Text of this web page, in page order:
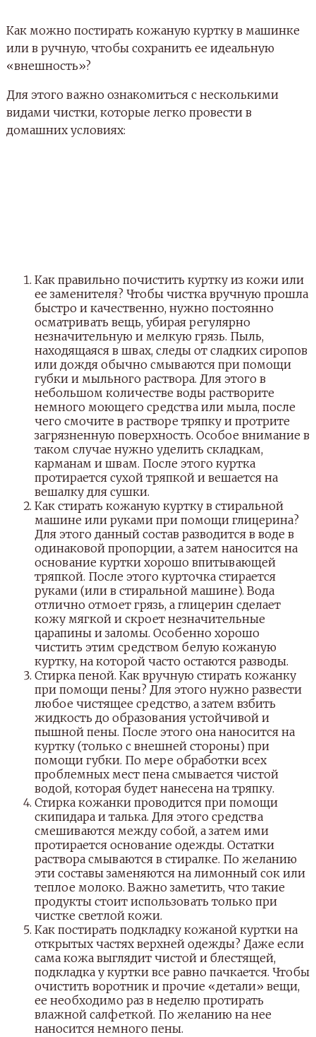
Как можно постирать кожаную куртку в машинке
или в ручную, чтобы сохранить ее идеальную
«внешность»?
Для этого важно ознакомиться с несколькими
видами чистки, которые легко провести в
домашних условиях:
Как правильно почистить куртку из кожи или
ее заменителя? Чтобы чистка вручную прошла
быстро и качественно, нужно постоянно
осматривать вещь, убирая регулярно
незначительную и мелкую грязь. Пыль,
находящаяся в швах, следы от сладких сиропов
или дождя обычно смываются при помощи
губки и мыльного раствора. Для этого в
небольшом количестве воды растворите
немного моющего средства или мыла, после
чего смочите в растворе тряпку и протрите
загрязненную поверхность. Особое внимание в
таком случае нужно уделить складкам,
карманам и швам. После этого куртка
протирается сухой тряпкой и вешается на
вешалку для сушки.
Как стирать кожаную куртку в стиральной
машине или руками при помощи глицерина?
Для этого данный состав разводится в воде в
одинаковой пропорции, а затем наносится на
основание куртки хорошо впитывающей
тряпкой. После этого курточка стирается
руками (или в стиральной машине). Вода
отлично отмоет грязь, а глицерин сделает
кожу мягкой и скроет незначительные
царапины и заломы. Особенно хорошо
чистить этим средством белую кожаную
куртку, на которой часто остаются разводы.
Стирка пеной. Как вручную стирать кожанку
при помощи пены? Для этого нужно развести
любое чистящее средство, а затем взбить
жидкость до образования устойчивой и
пышной пены. После этого она наносится на
куртку (только с внешней стороны) при
помощи губки. По мере обработки всех
проблемных мест пена смывается чистой
водой, которая будет нанесена на тряпку.
Стирка кожанки проводится при помощи
скипидара и талька. Для этого средства
смешиваются между собой, а затем ими
протирается основание одежды. Остатки
раствора смываются в стиралке. По желанию
эти составы заменяются на лимонный сок или
теплое молоко. Важно заметить, что такие
продукты стоит использовать только при
чистке светлой кожи.
Как постирать подкладку кожаной куртки на
открытых частях верхней одежды? Даже если
сама кожа выглядит чистой и блестящей,
подкладка у куртки все равно пачкается. Чтобы
очистить воротник и прочие «детали» вещи,
ее необходимо раз в неделю протирать
влажной салфеткой. По желанию на нее
наносится немного пены.